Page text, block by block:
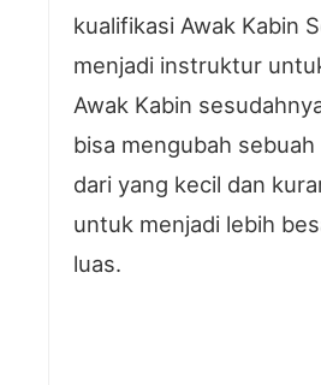
kualifikasi Awak Kabin
menjadi instruktur
Awak Kabin
bisa mengubah sebuah
dari yang kecil dan
untuk menjadi lebih
luas.